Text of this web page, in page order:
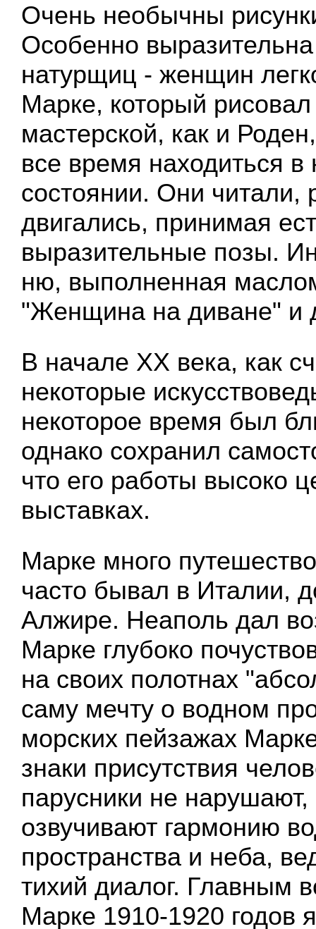
Очень необычны
Особенно
натурщиц - женщин
Марке, который
мастерской, как и
все время находиться
состоянии. Они читали,
двигались, принимая
выразительные позы.
ню, выполненная
"Женщина на диване" и
В начале XX века, как
некоторые
некоторое время был
однако сохранил
что его работы высоко
выставках.
Марке много
часто бывал в Италии,
Алжире. Неаполь дал
Марке глубоко
на своих полотнах
саму мечту о водном
морских пейзажах
знаки присутствия
парусники не
озвучивают гармонию
пространства и неба,
тихий диалог. Главным
Марке 1910-1920 годов